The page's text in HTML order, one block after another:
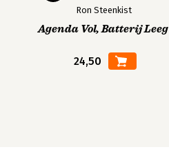
Ron Steenkist
Agenda Vol, Batterij Leeg
24,50